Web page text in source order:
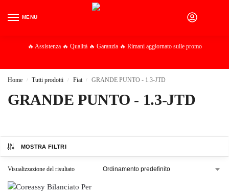
MENU
🔥 Assistenza 🔥 Qualità 🔥 Garanzia 🔥 Rimani aggiornato sulle promo
Home / Tutti prodotti / Fiat / GRANDE PUNTO - 1.3-JTD
GRANDE PUNTO - 1.3-JTD
MOSTRA FILTRI
Visualizzazione del risultato